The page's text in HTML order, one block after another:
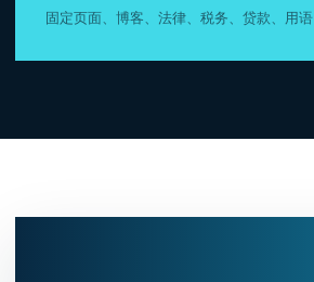
固定页面、博客、法律、税务、贷款、用语